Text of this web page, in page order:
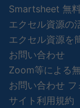
Smartsheet 無
エクセル資源の
エクセル資源を
お問い合わせ
Zoom等による
お問い合わせ フ
サイト利用規約